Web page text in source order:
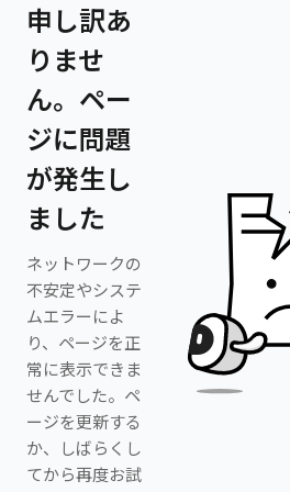
申し訳あ
りませ
ん。ペー
ジに問題
が発生し
ました
ネットワークの
不安定やシステ
ムエラーによ
り、ページを正
常に表示できま
せんでした。ペ
ージを更新する
か、しばらくし
てから再度お試